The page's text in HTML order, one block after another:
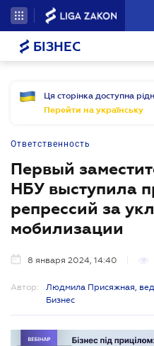
БІЗНЕС
Ця сторінка доступна
Перейти на українську
Ответственность
Первый
НБУ выступила
репрессий за
мобилизации
8 января 2024, 14:40
Автор:
Людмила Присяжная,
Бизнес